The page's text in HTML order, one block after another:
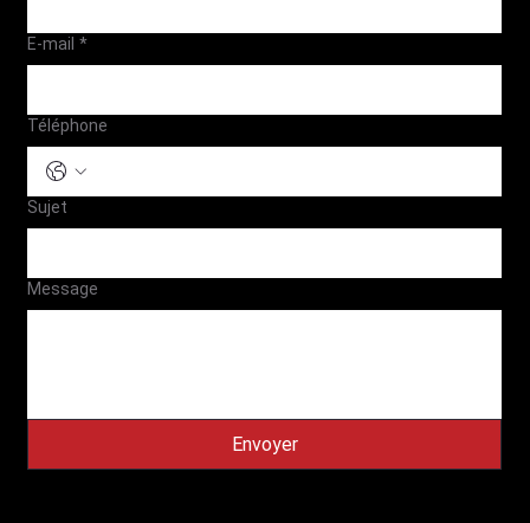
E-mail *
Téléphone
Sujet
Message
Envoyer